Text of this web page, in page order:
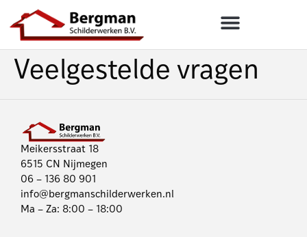
Veelgestelde vragen
Meikersstraat 18
6515 CN Nijmegen
06 – 136 80 901
info@bergmanschilderwerken.nl
Ma – Za: 8:00 – 18:00